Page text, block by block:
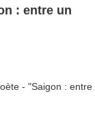
: entre un